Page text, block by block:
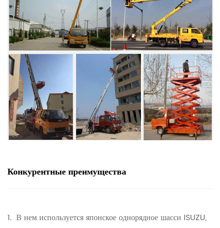
Конкурентные преимущества
1. В нем используется японское однорядное шасси ISUZU,